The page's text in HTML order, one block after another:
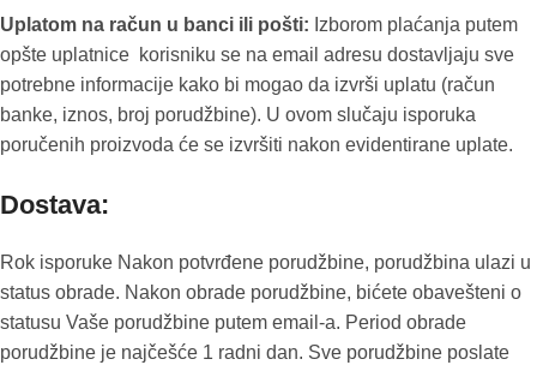
Uplatom na račun u banci ili pošti: Izborom plaćanja putem
opšte uplatnice korisniku se na email adresu dostavljaju sve
potrebne informacije kako bi mogao da izvrši uplatu (račun
banke, iznos, broj porudžbine). U ovom slučaju isporuka
poručenih proizvoda će se izvršiti nakon evidentirane uplate.
Dostava:
Rok isporuke Nakon potvrđene porudžbine, porudžbina ulazi u
status obrade. Nakon obrade porudžbine, bićete obavešteni o
statusu Vaše porudžbine putem email-a. Period obrade
porudžbine je najčešće 1 radni dan. Sve porudžbine poslate